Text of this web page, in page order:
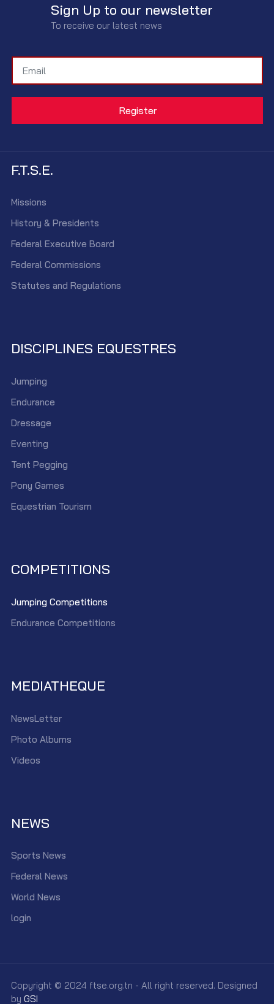
Sign Up to our newsletter
To receive our latest news
F.T.S.E.
Missions
History & Presidents
Federal Executive Board
Federal Commissions
Statutes and Regulations
DISCIPLINES EQUESTRES
Jumping
Endurance
Dressage
Eventing
Tent Pegging
Pony Games
Equestrian Tourism
COMPETITIONS
Jumping Competitions
Endurance Competitions
MEDIATHEQUE
NewsLetter
Photo Albums
Videos
NEWS
Sports News
Federal News
World News
login
Copyright © 2024 ftse.org.tn - All right reserved. Designed
by GSI